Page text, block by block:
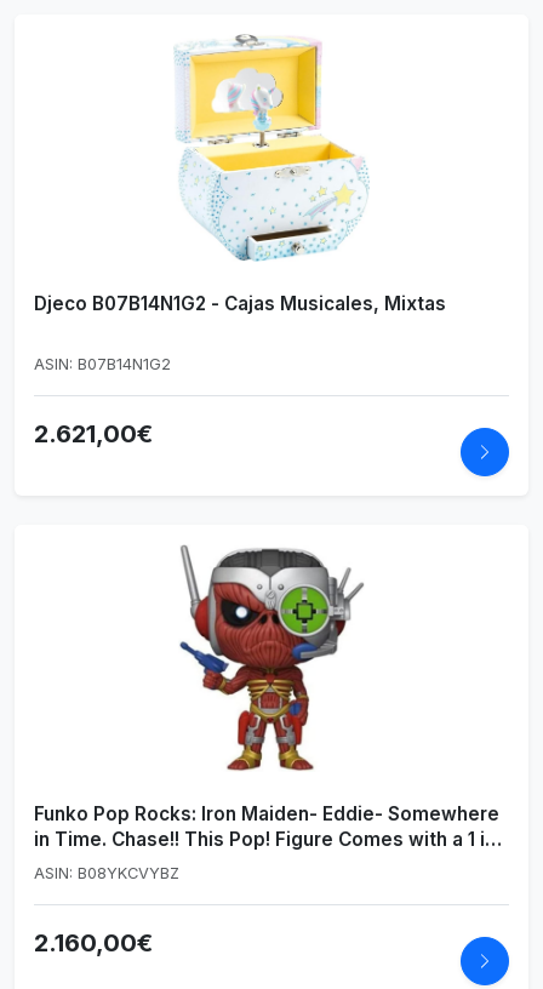
Djeco B07B14N1G2 - Cajas Musicales, Mixtas
ASIN: B07B14N1G2
2.621,00€
Funko Pop Rocks: Iron Maiden- Eddie- Somewhere
in Time. Chase!! This Pop! Figure Comes with a 1 in
6 Chance of Receiving The Special Addition
ASIN: B08YKCVYBZ
2.160,00€